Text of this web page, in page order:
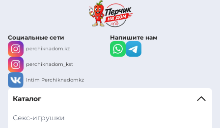
Социальные сети
perchiknadom.kz
perchiknadom_kst
Intim Perchiknadomkz
Напишите нам
Каталог
Секс-игрушки